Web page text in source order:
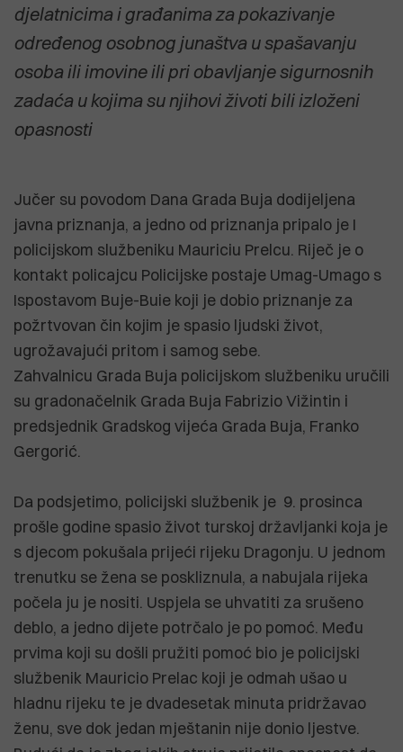
djelatnicima i građanima za pokazivanje
određenog osobnog junaštva u spašavanju
osoba ili imovine ili pri obavljanje sigurnosnih
zadaća u kojima su njihovi životi bili izloženi
opasnosti
Jučer su povodom Dana Grada Buja dodijeljena
javna priznanja, a jedno od priznanja pripalo je I
policijskom službeniku Mauriciu Prelcu. Riječ je o
kontakt policajcu Policijske postaje Umag-Umago s
Ispostavom Buje-Buie koji je dobio priznanje za
požrtvovan čin kojim je spasio ljudski život,
ugrožavajući pritom i samog sebe.
Zahvalnicu Grada Buja policijskom službeniku uručili
su gradonačelnik Grada Buja Fabrizio Vižintin i
predsjednik Gradskog vijeća Grada Buja, Franko
Gergorić.
Da podsjetimo, policijski službenik je 9. prosinca
prošle godine spasio život turskoj državljanki koja je
s djecom pokušala prijeći rijeku Dragonju. U jednom
trenutku se žena se poskliznula, a nabujala rijeka
počela ju je nositi. Uspjela se uhvatiti za srušeno
deblo, a jedno dijete potrčalo je po pomoć. Među
prvima koji su došli pružiti pomoć bio je policijski
službenik Mauricio Prelac koji je odmah ušao u
hladnu rijeku te je dvadesetak minuta pridržavao
ženu, sve dok jedan mještanin nije donio ljestve.